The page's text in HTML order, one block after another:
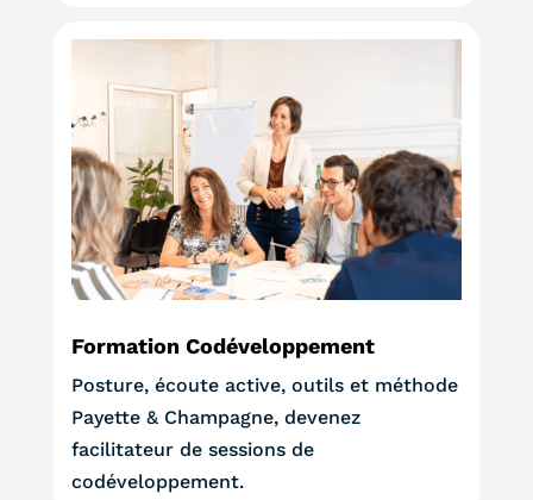
Formation Codéveloppement
Posture, écoute active, outils et méthode
Payette & Champagne, devenez
facilitateur de sessions de
codéveloppement.